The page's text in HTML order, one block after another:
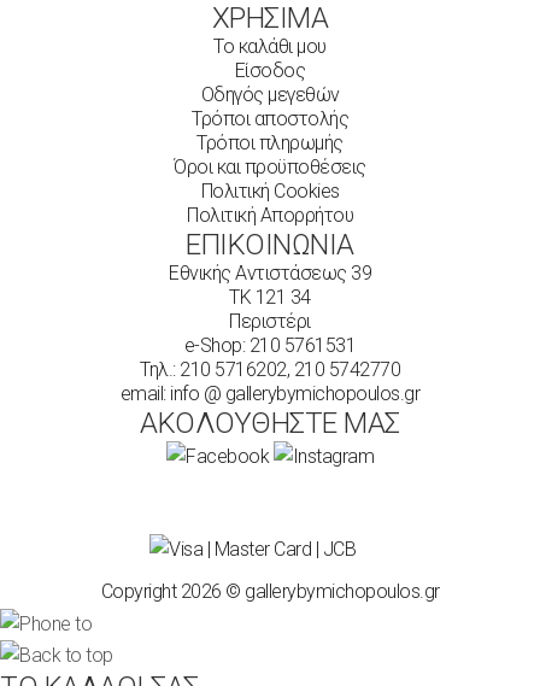
ΧΡΗΣΙΜΑ
Το καλάθι μου
Είσοδος
Οδηγός μεγεθών
Τρόποι αποστολής
Τρόποι πληρωμής
Όροι και προϋποθέσεις
Πολιτική Cookies
Πολιτική Απορρήτου
ΕΠΙΚΟΙΝΩΝΙΑ
Εθνικής Αντιστάσεως 39
ΤΚ 121 34
Περιστέρι
e-Shop: 210 5761531
Τηλ.: 210 5716202, 210 5742770
email: info @ gallerybymichopoulos.gr
ΑΚΟΛΟΥΘΗΣΤΕ ΜΑΣ
Copyright 2026 © gallerybymichopoulos.gr